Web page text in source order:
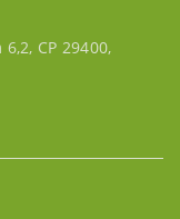
CP 29400,